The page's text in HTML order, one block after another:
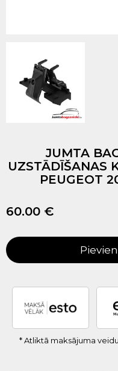
JUMTA
UZSTĀDĪŠANAS
PEUGEOT
60.00 €
* Atliktā maksājuma